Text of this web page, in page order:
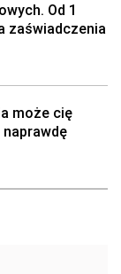
Od 1
zaświadczenia
może cię